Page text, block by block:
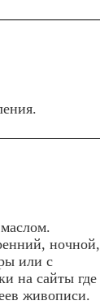
ночной,
или с
на сайты где
живописи.